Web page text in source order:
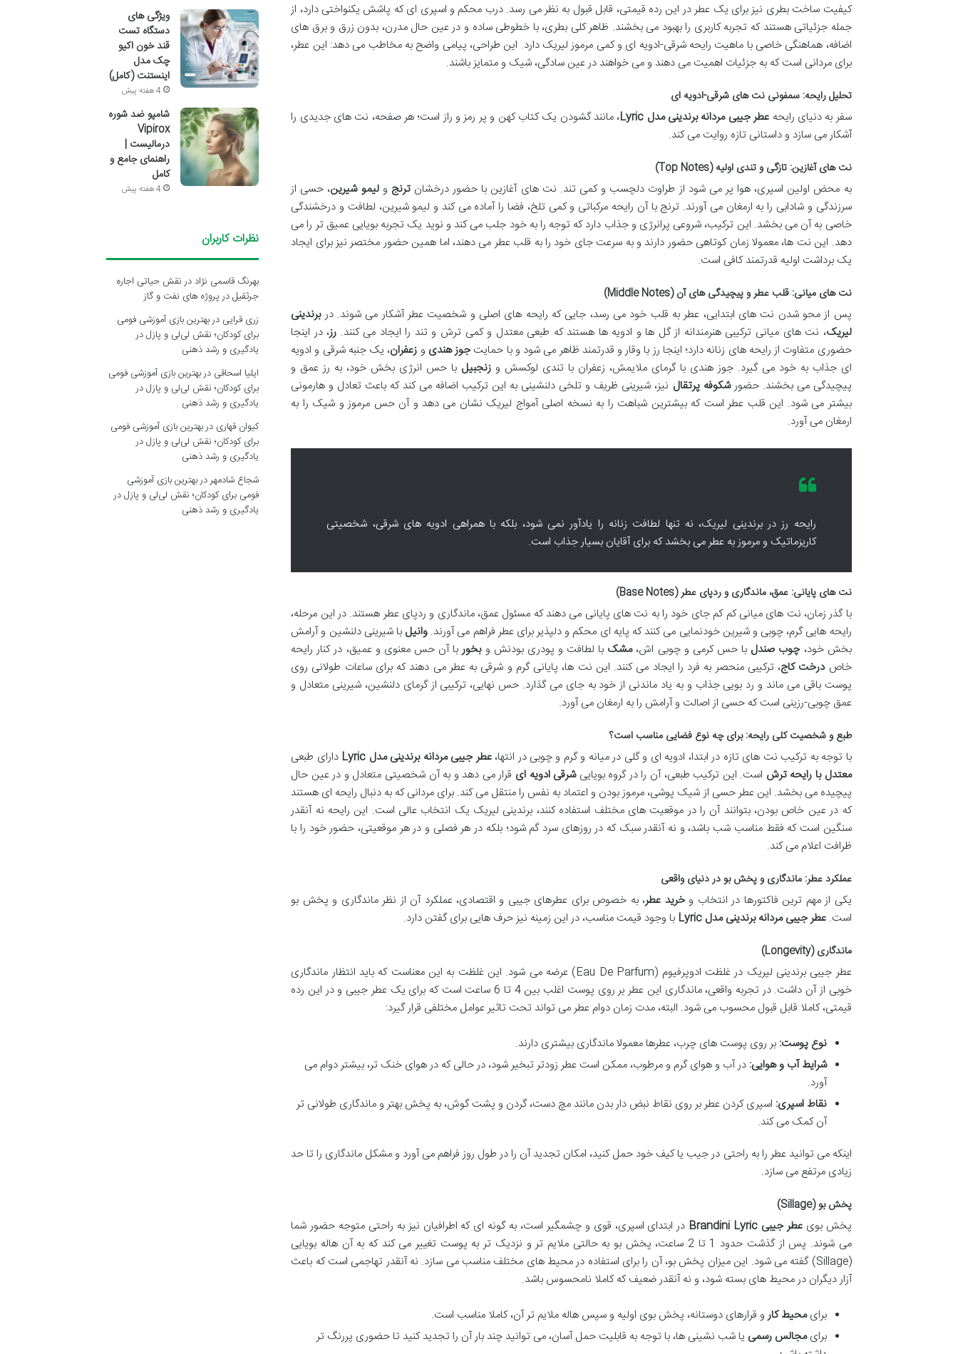
کیفیت ساخت بطری نیز برای یک عطر در این رده قیمتی، قابل قبول به نظر می رسد. درب محکم و اسپری ای که پاشش یکنواختی دارد، از
جمله جزئیاتی هستند که تجربه کاربری را بهبود می بخشند. ظاهر کلی بطری، با خطوطی ساده و در عین حال مدرن، بدون زرق و برق های
اضافه، هماهنگی خاصی با ماهیت رایحه شرقی-ادویه ای و کمی مرموز لیریک دارد. این طراحی، پیامی واضح به مخاطب می دهد: این عطر،
برای مردانی است که به جزئیات اهمیت می دهند و می خواهند در عین سادگی، شیک و متمایز باشند.
تحلیل رایحه: سمفونی نت های شرقی-ادویه ای
سفر به دنیای رایحه عطر جیبی مردانه برندینی مدل Lyric
، مانند گشودن یک کتاب کهن و پر رمز و راز است؛ هر صفحه، نت های جدیدی را
آشکار می سازد و داستانی تازه روایت می کند.
نت های آغازین: تازگی و تندی اولیه (Top Notes)
به محض اولین اسپری، هوا پر می شود از طراوت دلچسب و کمی تند. نت های آغازین با حضور درخشانترنج ولیمو شیرین، حسی از
سرزندگی و شادابی را به ارمغان می آورند. ترنج با آن رایحه مرکباتی و کمی تلخ، فضا را آماده می کند و لیمو شیرین، لطافت و درخشندگی
خاصی به آن می بخشد. این ترکیب، شروعی پرانرژی و جذاب دارد که توجه را به خود جلب می کند و نوید یک تجربه بویایی عمیق تر را می
دهد. این نت ها، معمولا زمان کوتاهی حضور دارند و به سرعت جای خود را به قلب عطر می دهند، اما همین حضور مختصر نیز برای ایجاد
یک برداشت اولیه قدرتمند کافی است.
نت های میانی: قلب عطر و پیچیدگی های آن (Middle Notes)
پس از محو شدن نت های ابتدایی، عطر به قلب خود می رسد، جایی که رایحه های اصلی و شخصیت عطر آشکار می شوند. دربرندینی
لیریک، نت های میانی ترکیبی هنرمندانه از گل ها و ادویه ها هستند که طبعی معتدل و کمی ترش و تند را ایجاد می کنند. رز، در اینجا
حضوری متفاوت از رایحه های زنانه دارد؛ اینجا رز با وقار و قدرتمند ظاهر می شود و با حمایتجوز هندی و زعفران، یک جنبه شرقی و ادویه
ای جذاب به خود می گیرد. جوز هندی با گرمای ملایمش، زعفران با تندی لوکسش وزنجبیل با حس انرژی بخش خود، به رز عمق و
پیچیدگی می بخشند. حضورشکوفه پرتقال نیز، شیرینی ظریف و تلخی دلنشینی به این ترکیب اضافه می کند که باعث تعادل و هارمونی
بیشتر می شود. این قلب عطر است که بیشترین شباهت را به نسخه اصلی آمواج لیریک نشان می دهد و آن حس مرموز و شیک را به
ارمغان می آورد.
رایحه رز در برندینی لیریک، نه تنها لطافت زنانه را یادآور نمی شود، بلکه با همراهی ادویه های شرقی، شخصیتی
کاریزماتیک و مرموز به عطر می بخشد که برای آقایان بسیار جذاب است.
نت های پایانی: عمق، ماندگاری و ردپای عطر (Base Notes)
با گذر زمان، نت های میانی کم کم جای خود را به نت های پایانی می دهند که مسئول عمق، ماندگاری و ردپای عطر هستند. در این مرحله،
رایحه هایی گرم، چوبی و شیرین خودنمایی می کنند که پایه ای محکم و دلپذیر برای عطر فراهم می آورند. وانیل با شیرینی دلنشین و آرامش
بخش خود،چوب صندل با حس کرمی و چوبی اش،مشک با لطافت و پودری بودنش وبخوربا آن حس معنوی و عمیق، در کنار رایحه
خاصدرخت کاج، ترکیبی منحصر به فرد را ایجاد می کنند. این نت ها، پایانی گرم و شرقی به عطر می دهند که برای ساعات طولانی روی
پوست باقی می ماند و رد بویی جذاب و به یاد ماندنی از خود به جای می گذارد. حس نهایی، ترکیبی از گرمای دلنشین، شیرینی متعادل و
عمق چوبی-رزینی است که حسی از اصالت و آرامش را به ارمغان می آورد.
طبع و شخصیت کلی رایحه: برای چه نوع فضایی مناسب است؟
با توجه به ترکیب نت های تازه در ابتدا، ادویه ای و گلی در میانه و گرم و چوبی در انتها،عطر جیبی مردانه برندینی مدل Lyric
دارای طبعی
معتدل با رایحه ترش است. این ترکیب طبعی، آن را در گروه بویاییشرقی ادویه ای قرار می دهد و به آن شخصیتی متعادل و در عین حال
پیچیده می بخشد. این عطر حسی از شیک پوشی، مرموز بودن و اعتماد به نفس را منتقل می کند. برای مردانی که به دنبال رایحه ای هستند
که در عین خاص بودن، بتوانند آن را در موقعیت های مختلف استفاده کنند، برندینی لیریک یک انتخاب عالی است. این رایحه نه آنقدر
سنگین است که فقط مناسب شب باشد، و نه آنقدر سبک که در روزهای سرد گم شود؛ بلکه در هر فصلی و در هر موقعیتی، حضور خود را با
ظرافت اعلام می کند.
عملکرد عطر: ماندگاری و پخش بو در دنیای واقعی
یکی از مهم ترین فاکتورها در انتخاب وخرید عطر، به خصوص برای عطرهای جیبی و اقتصادی، عملکرد آن از نظر ماندگاری و پخش بو
است.عطر جیبی مردانه برندینی مدل Lyric با وجود قیمت مناسب، در این زمینه نیز حرف هایی برای گفتن دارد.
ماندگاری (Longevity)
عطر جیبی برندینی لیریک در غلظت ادوپرفیوم (Eau De Parfum) عرضه می شود. این غلظت به این معناست که باید انتظار ماندگاری
خوبی از آن داشت. در تجربه واقعی، ماندگاری این عطر بر روی پوست اغلب بین 4 تا 6 ساعت است که برای یک عطر جیبی و در این رده
قیمتی، کاملا قابل قبول محسوب می شود. البته، مدت زمان دوام عطر می تواند تحت تاثیر عوامل مختلفی قرار گیرد:
نوع پوست: بر روی پوست های چرب، عطرها معمولا ماندگاری بیشتری دارند.
شرایط آب و هوایی: در آب و هوای گرم و مرطوب، ممکن است عطر زودتر تبخیر شود، در حالی که در هوای خنک تر، بیشتر دوام می
آورد.
نقاط اسپری: اسپری کردن عطر بر روی نقاط نبض دار بدن مانند مچ دست، گردن و پشت گوش، به پخش بهتر و ماندگاری طولانی تر
آن کمک می کند.
اینکه می توانید عطر را به راحتی در جیب یا کیف خود حمل کنید، امکان تجدید آن را در طول روز فراهم می آورد و مشکل ماندگاری را تا حد
زیادی مرتفع می سازد.
پخش بو (Sillage)
پخش بویعطر جیبی Brandini Lyric
در ابتدای اسپری، قوی و چشمگیر است، به گونه ای که اطرافیان نیز به راحتی متوجه حضور شما
می شوند. پس از گذشت حدود 1 تا 2 ساعت، پخش بو به حالتی ملایم تر و نزدیک تر به پوست تغییر می کند که به آن هاله بویایی
(Sillage) گفته می شود. این میزان پخش بو، آن را برای استفاده در محیط های مختلف مناسب می سازد. نه آنقدر تهاجمی است که باعث
آزار دیگران در محیط های بسته شود، و نه آنقدر ضعیف که کاملا نامحسوس باشد.
برایمحیط کارو قرارهای دوستانه، پخش بوی اولیه و سپس هاله ملایم تر آن، کاملا مناسب است.
برایمجالس رسمی یا شب نشینی ها، با توجه به قابلیت حمل آسان، می توانید چند بار آن را تجدید کنید تا حضوری پررنگ تر
ویژگی های
دستگاه تست
قند خون اکیو
چک مدل
اینستنت (کامل)
4 هفته پیش
شامپو ضد شوره
Vipirox
درمالیست |
راهنمای جامع و
کامل
4 هفته پیش
نظرات کاربران
بهرنگ قاسمی نژاد درنقش حیاتی اجاره
جرثقیل در پروژه های نفت و گاز
زری قرایی دربهترین بازی آموزشی فومی
برای کودکان؛ نقش لی‌لی و پازل در
یادگیری و رشد ذهنی
ایلیا اسحاقی دربهترین بازی آموزشی فومی
برای کودکان؛ نقش لی‌لی و پازل در
یادگیری و رشد ذهنی
کیوان قهاری دربهترین بازی آموزشی فومی
برای کودکان؛ نقش لی‌لی و پازل در
یادگیری و رشد ذهنی
شجاع شادمهردربهترین بازی آموزشی
فومی برای کودکان؛ نقش لی‌لی و پازل در
یادگیری و رشد ذهنی